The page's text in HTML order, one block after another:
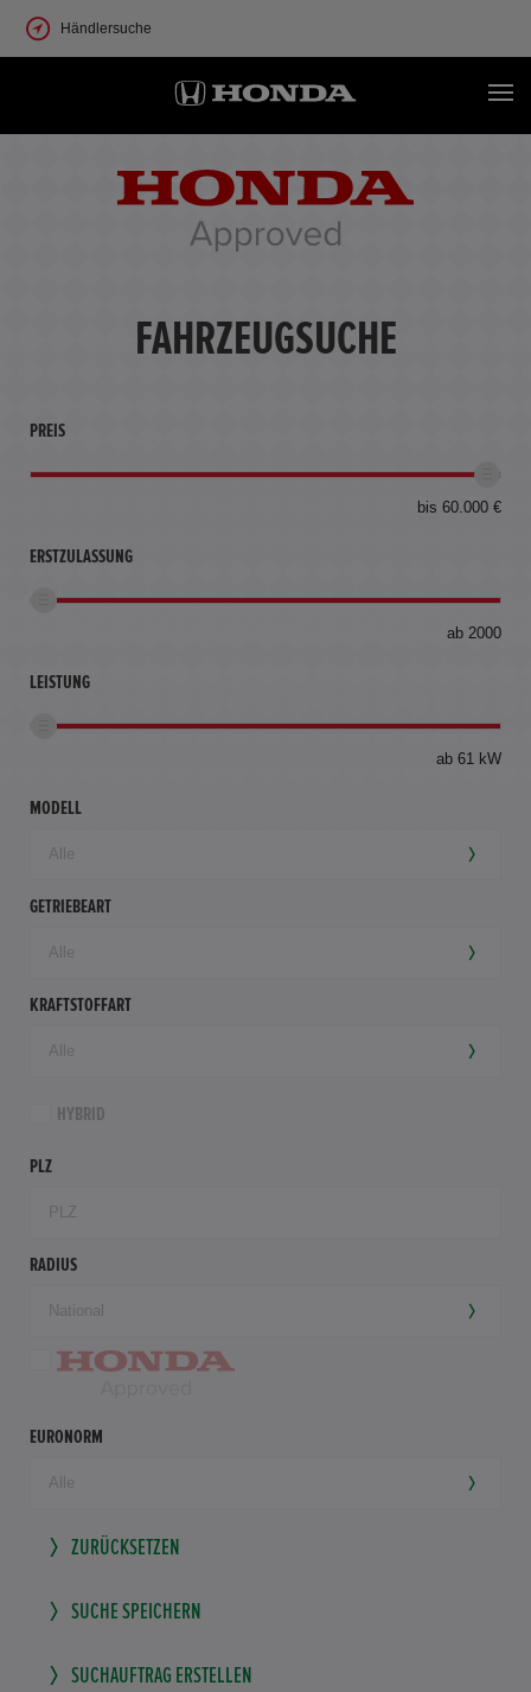
Händlersuche
FAHRZEUGSUCHE
PREIS
bis 60.000 €
ERSTZULASSUNG
ab 2000
LEISTUNG
ab 61 kW
MODELL
GETRIEBEART
KRAFTSTOFFART
HYBRID
PLZ
RADIUS
EURONORM
ZURÜCKSETZEN
SUCHE SPEICHERN
SUCHAUFTRAG ERSTELLEN